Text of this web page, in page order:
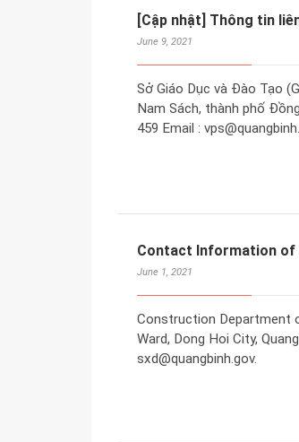
[Cập nhật] Thông tin
June 9, 2021
Sở Giáo Dục và Đào Tạo
Nam Sách, thành phố
459 Email :
Contact Information of
June 1, 2021
Construction Department
Ward, Dong Hoi City,
sxd@quangbinh.gov.